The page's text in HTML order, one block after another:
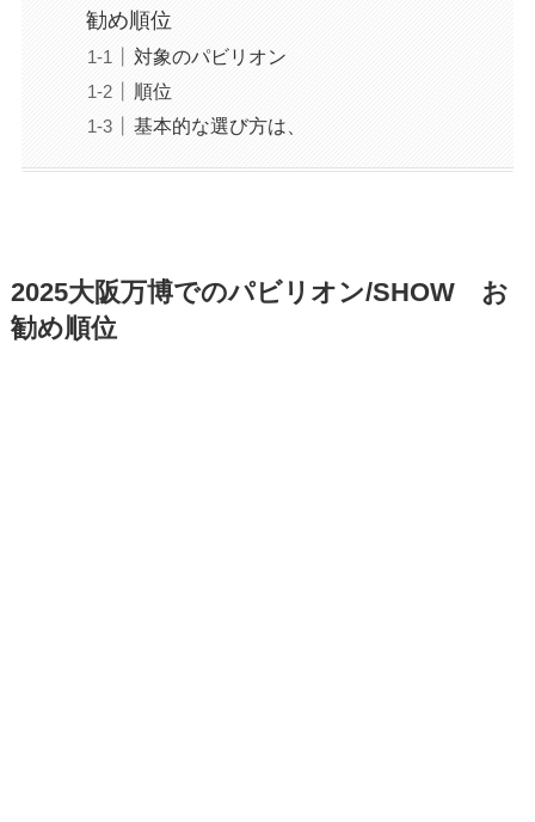
勧め順位
対象のパビリオン
順位
基本的な選び方は、
2025大阪万博でのパビリオン/SHOW お
勧め順位